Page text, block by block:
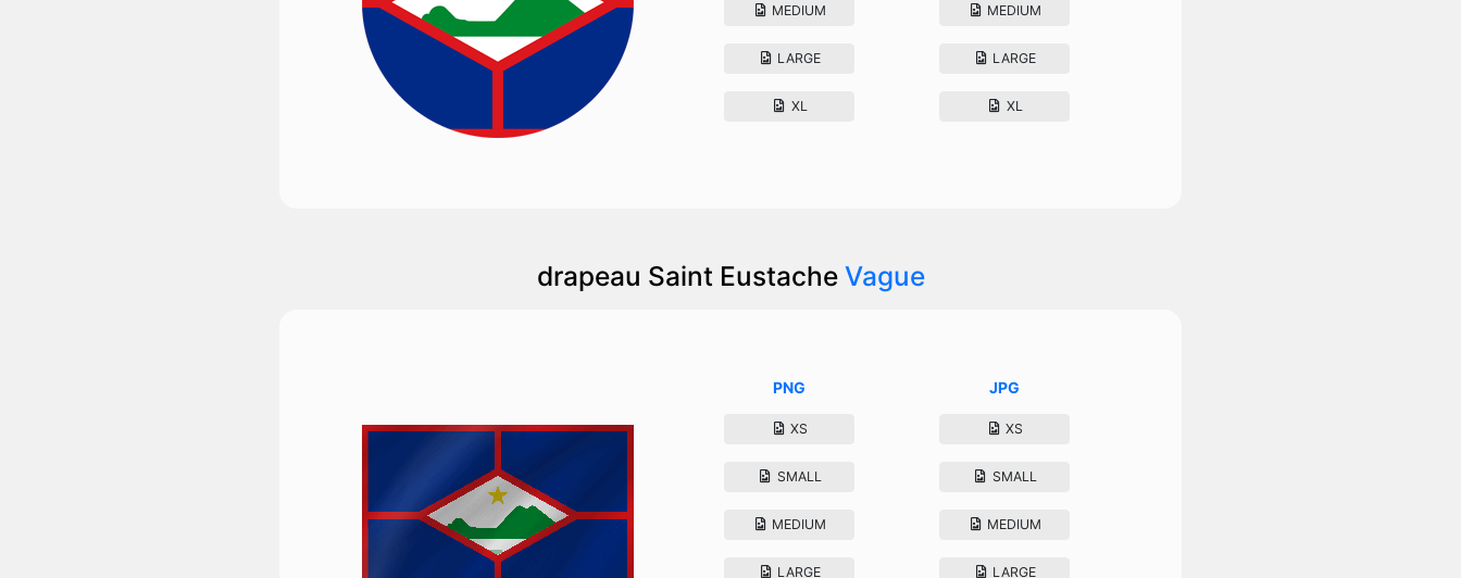
MEDIUM
LARGE
XL
MEDIUM
LARGE
XL
drapeau Saint Eustache Vague
PNG
XS
SMALL
MEDIUM
LARGE
JPG
XS
SMALL
MEDIUM
LARGE